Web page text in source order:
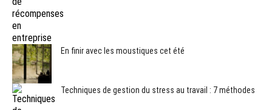
En finir avec les moustiques cet été
Techniques de gestion du stress au travail : 7 méthodes